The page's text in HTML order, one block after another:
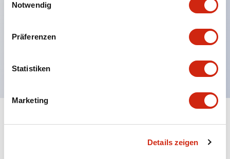
Notwendig
Präferenzen
Statistiken
Marketing
Details zeigen
UL- und CSA-zertifiziert. Entspricht EN (Europa)
Normen. CCC-zertifiziert (außer Anzeigeleuchten).
Mit speziellem Zubehör leicht auf Φ22 Flash-
Dokumente und Dateien